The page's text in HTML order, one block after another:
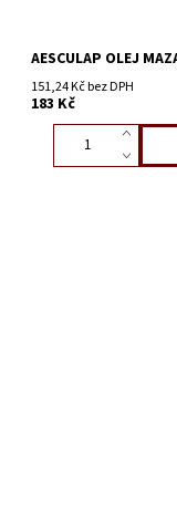
AESCULAP OLEJ
151,24 Kč bez DPH
183 Kč